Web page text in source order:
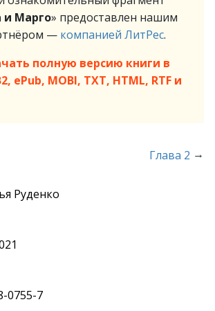
и Марго» предоставлен нашим
— компанией ЛитРес.
полную версию книги в
ePub, MOBI, TXT, HTML, RTF и
Глава 2 →
Руденко
0755-7